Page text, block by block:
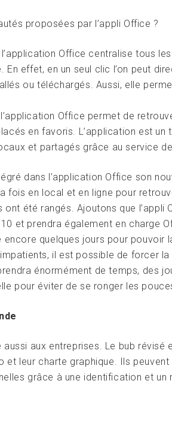
proposées par l’appli Office ?
Office centralise tous
En effet, en un seul clic l’on peut
ou téléchargés. Aussi, elle
Office permet de
en favoris. L’application est
et partagés grâce au service
dans l’application Office son
fois en local et en ligne pour
ont été rangés. Ajoutons que
et prendra également en charge
quelques jours pour pouvoir
il est possible de forcer
énormément de temps, des
pour éviter de se ronger les
aux entreprises. Le bub
et leur charte graphique. Ils
grâce à une identification et un